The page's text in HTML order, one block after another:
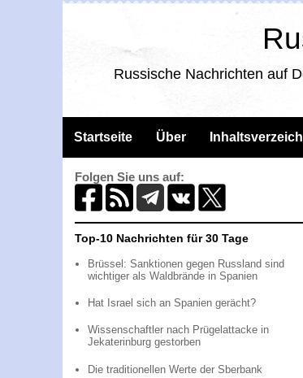
Russische Nachrichten auf
Startseite Über
Folgen Sie uns auf:
Top-10 Nachrichten für 30 Tage
Brüssel: Sanktionen gegen Russland sind
wichtiger als Waldbrände in Spanien
Hat Israel sich an Spanien gerächt?
Wissenschaftler nach Prügelattacke in
Jekaterinburg gestorben
Die traditionellen Werte der Sberbank